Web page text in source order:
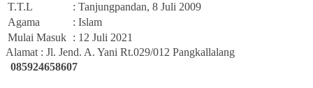
T.T.L
: Tanjungpandan, 8 Juli 2009
Agama
: Islam
Mulai Masuk : 12 Juli 2021
Alamat : Jl. Jend. A. Yani Rt.029/012 Pangkallalang
085924658607